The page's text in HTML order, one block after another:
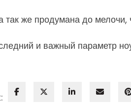
же продумана до мелочи,
и важный параметр